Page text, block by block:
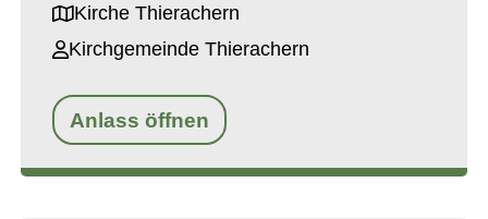
Kirche Thierachern
Kirchgemeinde Thierachern
Anlass öffnen